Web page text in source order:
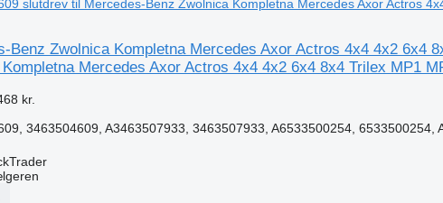
slutdrev til Mercedes-Benz Zwolnica Kompletna Mercedes Axor Actros
Benz Zwolnica Kompletna Mercedes Axor Actros 4x4 4x2 6x4
Mercedes Axor Actros 4x4 4x2 6x4 8x4 Trilex MP1
kr.
3463504609, A3463507933, 3463507933, A6533500254, 6533500254,